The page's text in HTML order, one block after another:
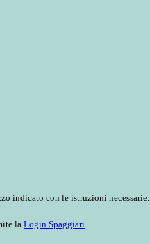
indicato con le istruzioni necessarie.
la Login Spaggiari